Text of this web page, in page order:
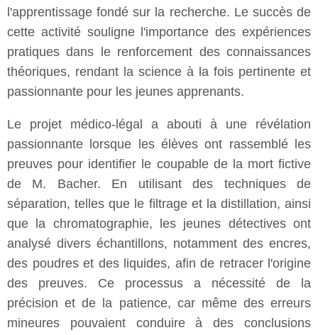
l'apprentissage fondé sur la recherche. Le succès de
cette activité souligne l'importance des expériences
pratiques dans le renforcement des connaissances
théoriques, rendant la science à la fois pertinente et
passionnante pour les jeunes apprenants.
Le projet médico-légal a abouti à une révélation
passionnante lorsque les élèves ont rassemblé les
preuves pour identifier le coupable de la mort fictive
de M. Bacher. En utilisant des techniques de
séparation, telles que le filtrage et la distillation, ainsi
que la chromatographie, les jeunes détectives ont
analysé divers échantillons, notamment des encres,
des poudres et des liquides, afin de retracer l'origine
des preuves. Ce processus a nécessité de la
précision et de la patience, car même des erreurs
mineures pouvaient conduire à des conclusions